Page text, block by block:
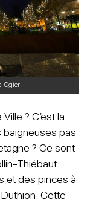
Ogier
? C’est la
baigneuses pas
? Ce sont
Thiébaut.
et des pinces à
Cette